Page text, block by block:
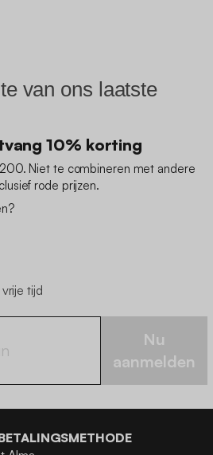
van ons laatste
10% korting
Niet te combineren met andere
rode prijzen.
tijd
Nu
aanmelden